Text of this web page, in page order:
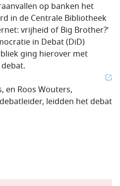
op banken het
in de Centrale Bibliotheek
vrijheid of Big Brother?’
in Debat (DiD)
ging hierover met
en Roos Wouters,
leidden het debat